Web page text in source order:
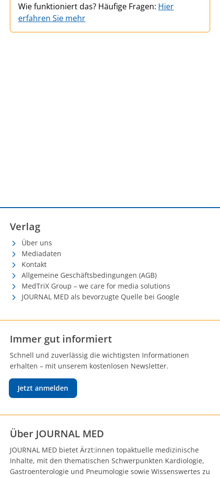
Wie funktioniert das? Häufige Fragen: Hier
erfahren Sie mehr
Verlag
Über uns
Mediadaten
Kontakt
Allgemeine Geschäftsbedingungen (AGB)
MedTriX Group – we care for media solutions
JOURNAL MED als bevorzugte Quelle bei Google
Immer gut informiert
Schnell und zuverlässig die wichtigsten Informationen
erhalten – mit unserem kostenlosen Newsletter.
Jetzt anmelden
Über JOURNAL MED
JOURNAL MED bietet Ärzt:innen topaktuelle medizinische
Inhalte, mit den thematischen Schwerpunkten Kardiologie,
Gastroenterologie und Pneumologie sowie Wissenswertes zu